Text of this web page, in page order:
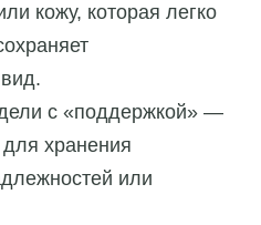
кожу, которая легко
с «поддержкой» —
хранения
или